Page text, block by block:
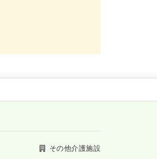
その他介護施設